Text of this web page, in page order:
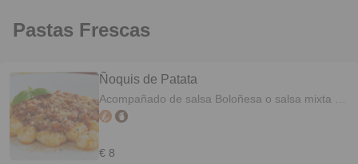
Pastas Frescas
Ñoquis de Patata
Acompañado de salsa Boloñesa o salsa mixta y
queso
€ 8